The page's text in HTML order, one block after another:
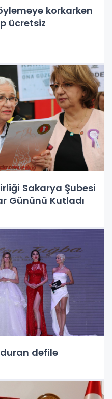
korkarken
ücretsiz
Sakarya Şubesi
Gününü Kutladı
defile